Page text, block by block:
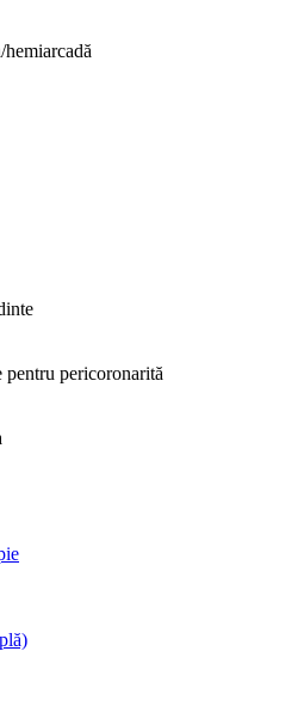
hemiarcadă
pentru pericoronarită